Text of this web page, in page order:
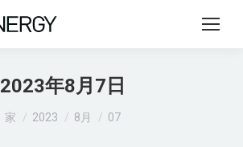
2023年8月7日
あなたはここにいる：
家 2023 8月 07